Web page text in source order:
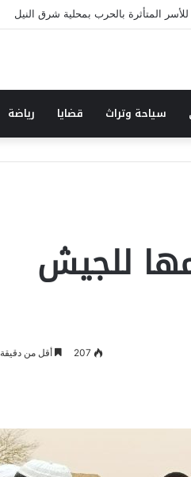
بلا رأس ولا قعر (٢)
سياحة وتراث قضايا رياضة
للجيش
207 أقل من دقيقة